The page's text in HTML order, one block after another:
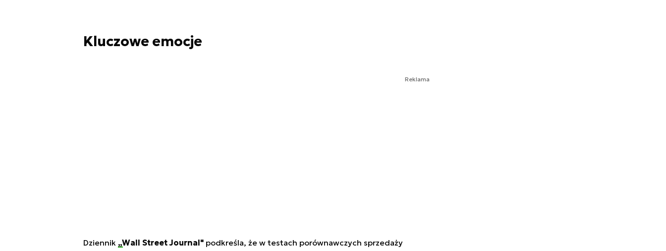
Kluczowe emocje
Reklama
Dziennik „Wall Street Journal" podkreśla, że w testach porównawczych sprzedaży